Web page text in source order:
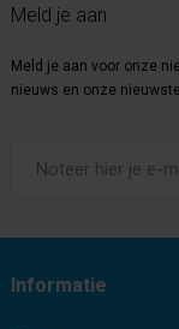
Meld je aan
Meld je aan voor onze
nieuws en onze
Informatie